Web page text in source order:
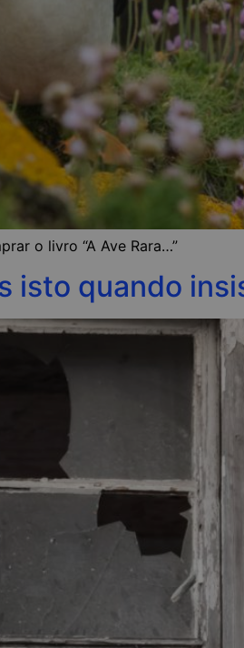
o livro “A Ave Rara…”
isto quando